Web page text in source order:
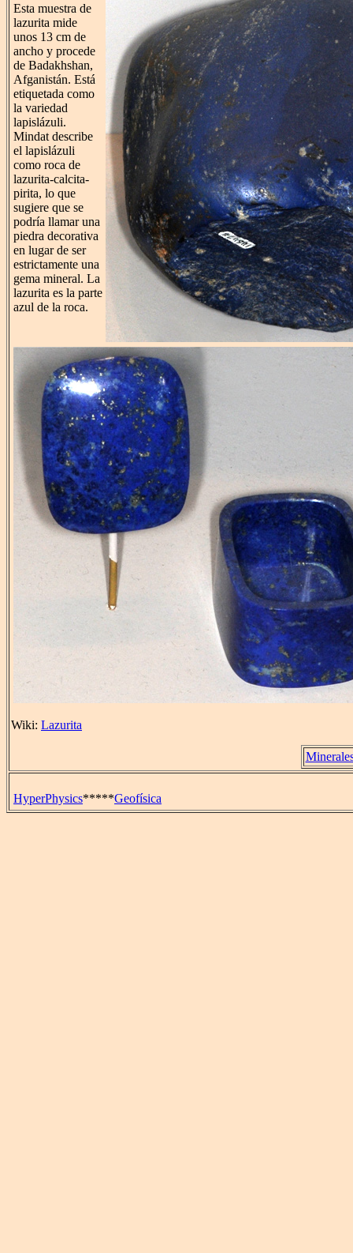
Esta muestra de
lazurita mide
unos 13 cm de
ancho y procede
de Badakhshan,
Afganistán. Está
etiquetada como
la variedad
lapislázuli.
Mindat describe
el lapislázuli
como roca de
lazurita-calcita-
pirita, lo que
sugiere que se
podría llamar una
piedra decorativa
en lugar de ser
estrictamente una
gema mineral. La
lazurita es la parte
azul de la roca.
Wiki: Lazurita
HyperPhysics*****Geofísica